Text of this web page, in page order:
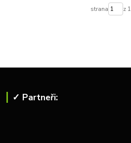
strana z 1
✓ Partneři: